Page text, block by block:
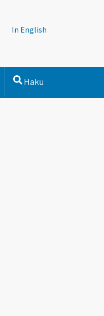
In English
Haku